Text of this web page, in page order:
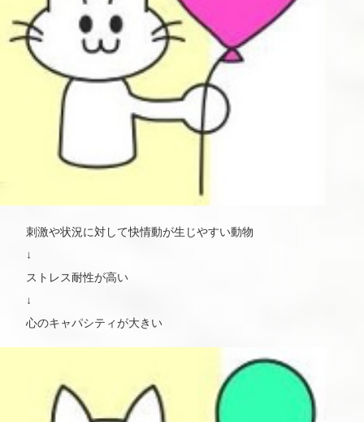
刺激や状況に対して快情動が生じやすい動物
↓
ストレス耐性が高い
↓
心のキャパシティが大きい